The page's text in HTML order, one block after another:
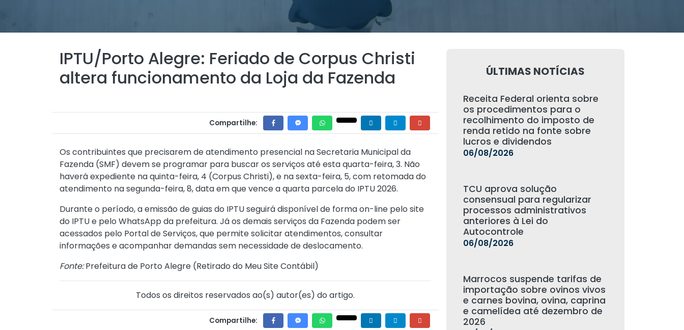
IPTU/Porto Alegre: Feriado de Corpus Christi
altera funcionamento da Loja da Fazenda
Compartilhe:
Os contribuintes que precisarem de atendimento presencial na Secretaria Municipal da
Fazenda (SMF) devem se programar para buscar os serviços até esta quarta-feira, 3. Não
haverá expediente na quinta-feira, 4 (Corpus Christi), e na sexta-feira, 5, com retomada do
atendimento na segunda-feira, 8, data em que vence a quarta parcela do IPTU 2026.
Durante o período, a emissão de guias do IPTU seguirá disponível de forma on-line pelo site
do IPTUe pelo WhatsApp da prefeitura. Já os demais serviços da Fazenda podem ser
acessados pelo Portal de Serviços, que permite solicitar atendimentos, consultar
informações e acompanhar demandas sem necessidade de deslocamento.
Fonte:Prefeitura de Porto Alegre (Retirado do Meu Site Contábil)
Todos os direitos reservados ao(s) autor(es) do artigo.
Compartilhe:
ÚLTIMAS NOTÍCIAS
Receita Federal orienta sobre
os procedimentos para o
recolhimento do imposto de
renda retido na fonte sobre
lucros e dividendos
06/08/2026
TCU aprova solução
consensual para regularizar
processos administrativos
anteriores à Lei do
Autocontrole
06/08/2026
Marrocos suspende tarifas de
importação sobre ovinos vivos
e carnes bovina, ovina, caprina
e camelídea até dezembro de
2026